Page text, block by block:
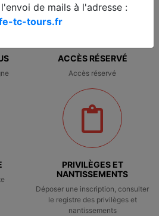
ACCÈS RÉSERVÉ
Accès réservé
PRIVILÈGES ET
NANTISSEMENTS
Déposer une inscription, consulter
le registre des privilèges et
nantissements
de mails à l'adresse :
tc-tours.fr